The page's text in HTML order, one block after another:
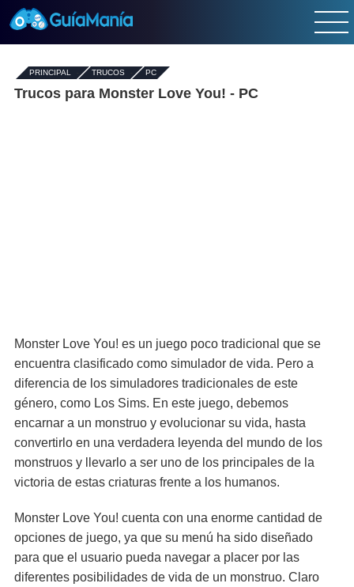
PRINCIPAL - TRUCOS- PC
Trucos para Monster Love You! - PC
Monster Love You! es un juego poco tradicional que se
encuentra clasificado como simulador de vida. Pero a
diferencia de los simuladores tradicionales de este
género, como Los Sims. En este juego, debemos
encarnar a un monstruo y evolucionar su vida, hasta
convertirlo en una verdadera leyenda del mundo de los
monstruos y llevarlo a ser uno de los principales de la
victoria de estas criaturas frente a los humanos.
Monster Love You! cuenta con una enorme cantidad de
opciones de juego, ya que su menú ha sido diseñado
para que el usuario pueda navegar a placer por las
diferentes posibilidades de vida de un monstruo. Claro